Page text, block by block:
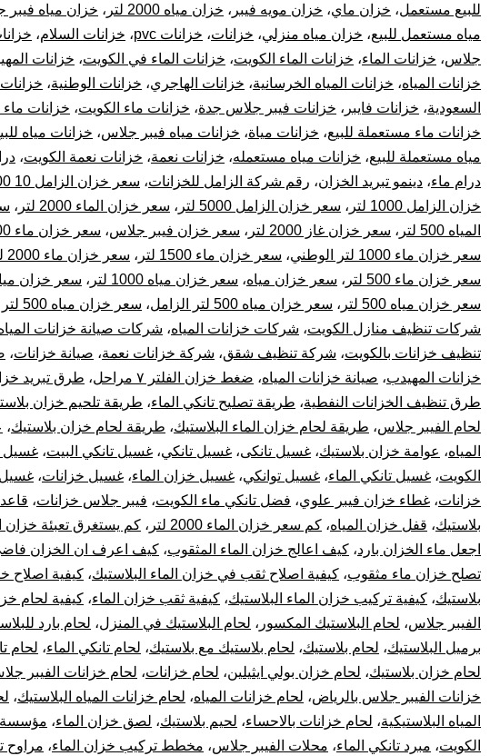
للبيع مستعمل، خزان ماي، خزان مويه فيبر ، خزان مياه 2000 لتر ، خزان مياه فيبر
مياه مستعمل للبيع، خزان مياه منزلي، خزانات، خزانات pvc ، خزانات السلام،
جلاس، خزانات الماء، خزانات الماء الكويت، خزانات الماء في الكويت، خزانات
خزانات المياه، خزانات المياه الخرسانية، خزانات الهاجري، خزانات الوطنية،
السعودية، خزانات فايبر ، خزانات فيبر جلاس جدة، خزانات ماء الكويت، خزانات ماء
خزانات ماء مستعملة للبيع، خزانات مياة، خزانات مياه فيبر جلاس، خزانات مياه
مياه مستعملة للبيع، خزانات مياه مستعمله، خزانات نعمة، خزانات نعمة الكويت،
درام ماء، دينمو تبريد الخزان، رقم شركة الزامل للخزانات، سعر خزان الزامل 10 000 لتر
خزان الزامل 1000 لتر
، سعر خزان الزامل 5000 لتر ، سعر خزان الماء 2000 لتر ،
المياه 500 لتر
، سعر خزان غاز 2000 لتر ، سعر خزان فيبر جلاس، سعر خزان ماء 1000 لتر
سعر خزان ماء 1000 لتر الوطني
، سعر خزان ماء 1500 لتر ، سعر خزان ماء 2000 لتر المهيدب
سعر خزان ماء 500 لتر
، سعر خزان مياه، سعر خزان مياه 1000 لتر ، سعر خزان مياه 300
سعر خزان مياه 500 لتر
، سعر خزان مياه 500 لتر الزامل ، سعر خزان مياه 500 لتر المهيدب
شركات تنظيف منازل الكويت، شركات خزانات المياه، شركات صيانة خزانات
تنظيف خزانات بالكويت، شركة تنظيف شقق، شركة خزانات نعمة، صيانة خزانات،
خزانات المهيدب، صيانة خزانات المياه، ضغط خزان الفلتر ٧ مراحل ، طرق تبريد
طرق تنظيف الخزانات النفطية، طريقة تصليح تانكي الماء، طريقة تلحيم خزان
لحام الفيبر جلاس، طريقة لحام خزان الماء البلاستيك، طريقة لحام خزان بلاستيك،
المياه، عوامة خزان بلاستيك، غسيل تانكى، غسيل تانكي، غسيل تانكي البيت، غسيل
الكويت، غسيل تانكي الماء، غسيل توانكي، غسيل خزان الماء، غسيل خزانات، غسيل
خزانات، غطاء خزان فيبر علوي، فضل تانكي ماء الكويت، فيبر جلاس خزانات،
بلاستيك، قفل خزان المياه، كم سعر خزان الماء 2000 لتر ، كم يستغرق تعبئة خزان
اجعل ماء الخزان بارد، كيف اعالج خزان الماء المثقوب، كيف اعرف ان الخزان
تصلح خزان ماء مثقوب، كيفية اصلاح ثقب في خزان الماء البلاستيك، كيفية اصلاح
بلاستيك، كيفية تركيب خزان الماء البلاستيك، كيفية ثقب خزان الماء، كيفية لحام
الفيبر جلاس، لحام البلاستيك المكسور ، لحام البلاستيك في المنزل، لحام بارد
برميل البلاستيك، لحام بلاستيك، لحام بلاستيك مع بلاستيك، لحام تانكي الماء، لحام
لحام خزان بلاستيك، لحام خزان بولي ايثيلين، لحام خزانات، لحام خزانات الفيبر
خزانات الفيبر جلاس بالرياض، لحام خزانات المياه، لحام خزانات المياه البلاستيك،
المياه البلاستيكية، لحام خزانات بالاحساء، لحيم بلاستيك، لصق خزان الماء، مؤسسة
الكويت، مبرد تانكي الماء، محلات الفيبر جلاس، مخطط تركيب خزان الماء، مراوح